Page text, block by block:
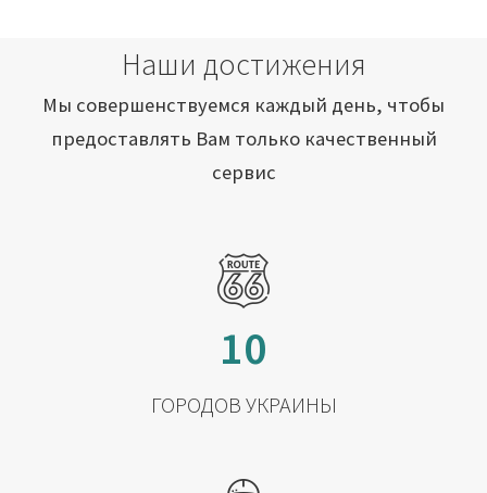
Наши достижения
Мы совершенствуемся каждый день, чтобы
предоставлять Вам только качественный
сервис
10
ГОРОДОВ УКРАИНЫ